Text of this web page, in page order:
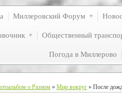
Миллеровский Форум
Общественный
Погода в Миллерово
о Разном » Мир вокруг » После